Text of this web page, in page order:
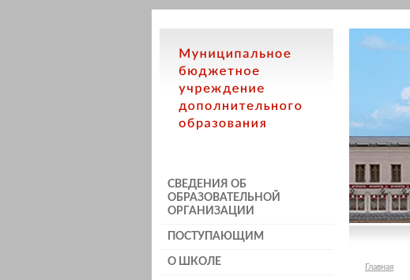
СВЕДЕНИЯ ОБ
ОБРАЗОВАТЕЛЬНОЙ
ОРГАНИЗАЦИИ
ПОСТУПАЮЩИМ
О ШКОЛЕ Главная